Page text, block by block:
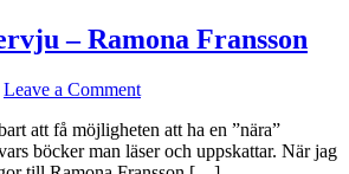
– Ramona Fransson
Leave a Comment
att få möjligheten att ha en ”nära”
böcker man läser och uppskattar. När jag